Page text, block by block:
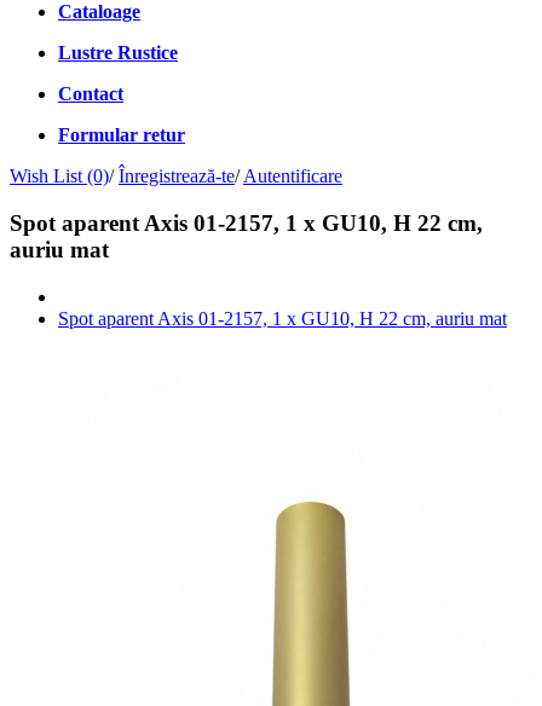
Cataloage
Lustre Rustice
Contact
Formular retur
Wish List (0)/ Înregistrează-te/ Autentificare
Spot aparent Axis 01-2157, 1 x GU10, H 22 cm,
auriu mat
Spot aparent Axis 01-2157, 1 x GU10, H 22 cm, auriu mat